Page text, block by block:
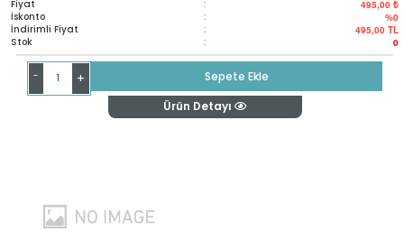
Fiyat : 495,00 ₺
İskonto : %0
İndirimli Fiyat : 495,00 TL
Stok : 0
- +
Sepete Ekle
Ürün Detayı